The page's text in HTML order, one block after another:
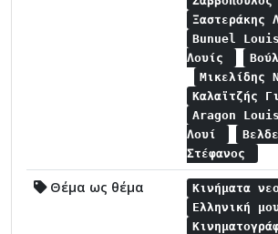
Ξαστεράκης
Bunuel
Λουίς
Μικελίδης
Καλαϊτζής
Aragon
Λουί
Στέφανος
Θέμα ως θέμα
Κινήματα
Ελληνική